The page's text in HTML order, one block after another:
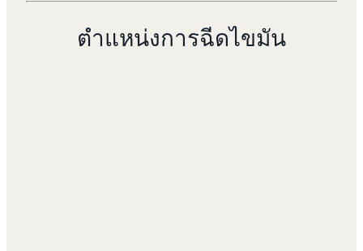
ตำแหน่งการฉีดไขมัน